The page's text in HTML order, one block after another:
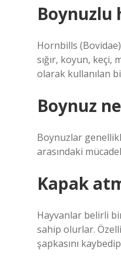
Boynuzlu
Hornbills
sığır, koyun, keçi,
olarak kullanılan
Boynuz
Boynuzlar
arasındaki
Kapak
Hayvanlar belirli
sahip olurlar.
şapkasını